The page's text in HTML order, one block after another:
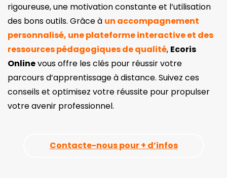
rigoureuse, une motivation constante et l’utilisation
des bons outils. Grâce à un accompagnement
personnalisé, une plateforme interactive et des
ressources pédagogiques de qualité, Ecoris
Onlinevous offre les clés pour réussir votre
parcours d’apprentissage à distance. Suivez ces
conseils et optimisez votre réussite pour propulser
votre avenir professionnel.
Contacte-nous pour + d’infos